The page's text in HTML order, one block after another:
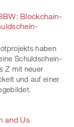
Blockchain-
haben
Schuldschein-
Z mit neuer
und auf einer
and Us